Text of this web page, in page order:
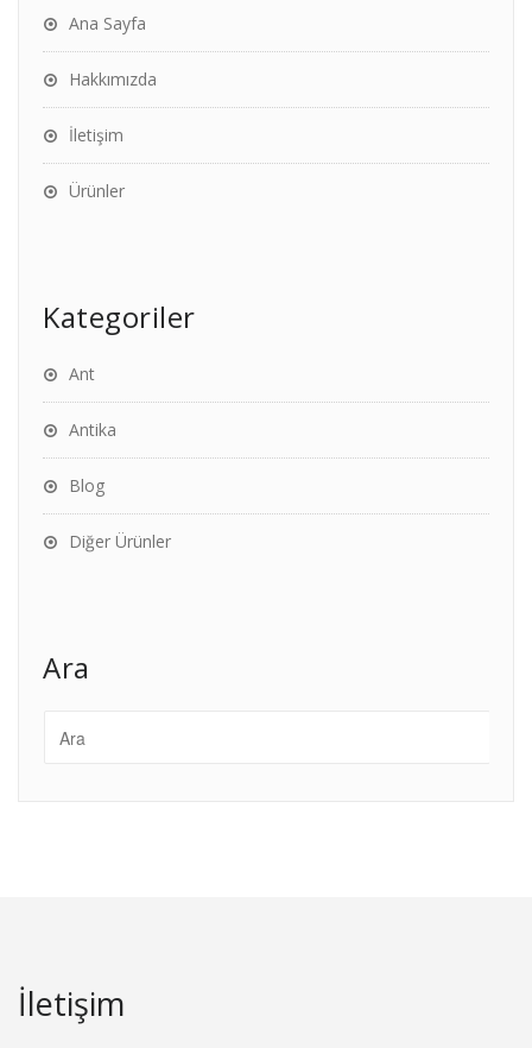
Ana Sayfa
Hakkımızda
İletişim
Ürünler
Kategoriler
Ant
Antika
Blog
Diğer Ürünler
Ara
İletişim